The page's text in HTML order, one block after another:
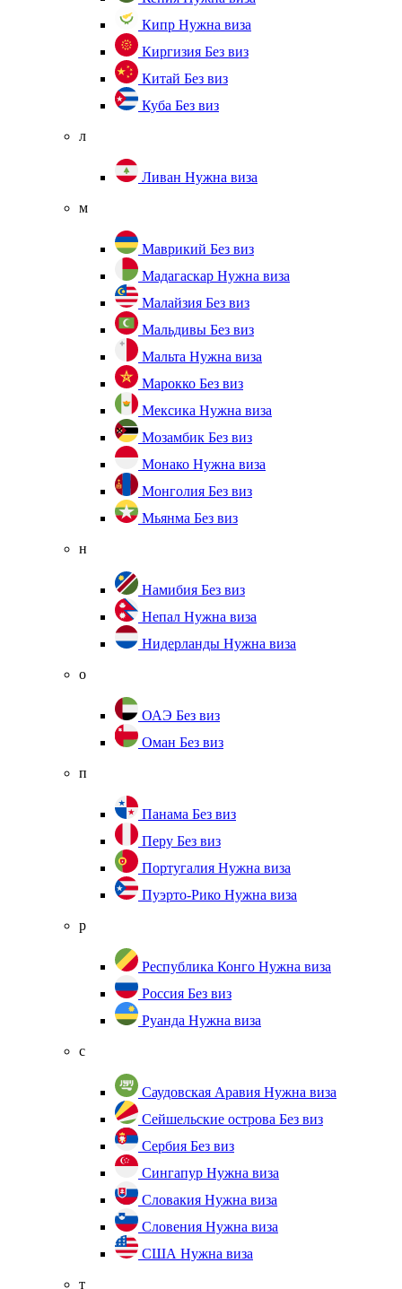
Кипр Нужна виза
Киргизия Без виз
Китай Без виз
Куба Без виз
л
Ливан Нужна виза
м
Маврикий Без виз
Мадагаскар Нужна виза
Малайзия Без виз
Мальдивы Без виз
Мальта Нужна виза
Марокко Без виз
Мексика Нужна виза
Мозамбик Без виз
Монако Нужна виза
Монголия Без виз
Мьянма Без виз
н
Намибия Без виз
Непал Нужна виза
Нидерланды Нужна виза
о
ОАЭ Без виз
Оман Без виз
п
Панама Без виз
Перу Без виз
Португалия Нужна виза
Пуэрто-Рико Нужна виза
р
Республика Конго Нужна виза
Россия Без виз
Руанда Нужна виза
с
Саудовская Аравия Нужна виза
Сейшельские острова Без виз
Сербия Без виз
Сингапур Нужна виза
Словакия Нужна виза
Словения Нужна виза
США Нужна виза
т